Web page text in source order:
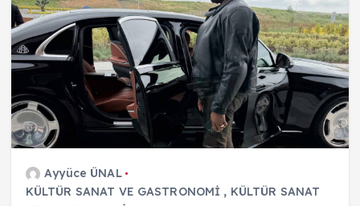
Ayyüce ÜNAL
KÜLTÜR SANAT VE GASTRONOMİ , KÜLTÜR SANAT